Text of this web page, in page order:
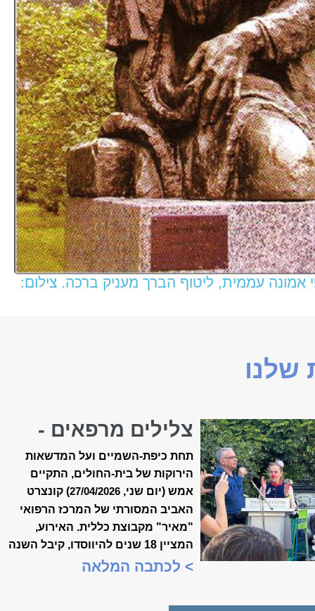
אמונה עממית, ליטוף הברך מעניק ברכה. צילום:
שלנו
צלילים מרפאים -
קונצרט האביב ה-18
של ״מאיר״
תחת כיפת-השמיים ועל המדשאות
הירוקות של בית-החולים, התקיים
אמש (יום שני, 27/04/2026) קונצרט
האביב המסורתי של המרכז הרפואי
"מאיר" מקבוצת כללית. האירוע,
המציין 18 שנים להיווסדו, קיבל השנה
משמעות מיוחדת, כשנכלל לראשונה
> לכתבה המלאה